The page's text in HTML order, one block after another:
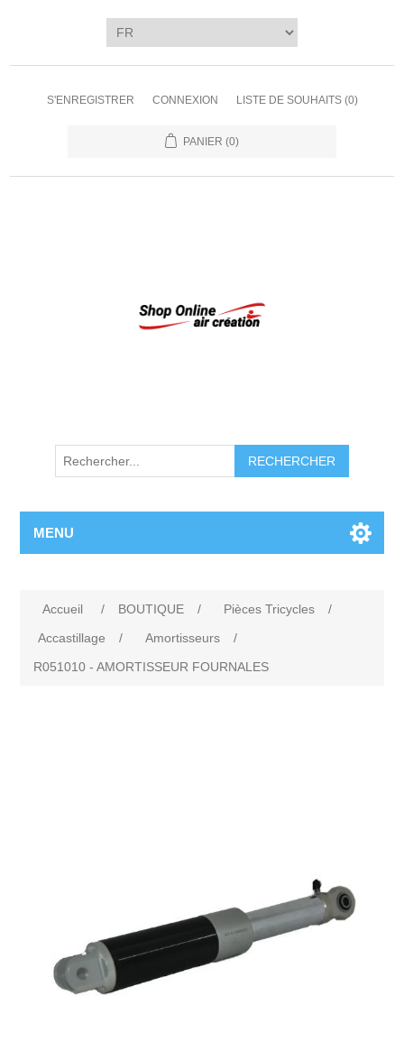
S'ENREGISTRER CONNEXION LISTE DE SOUHAITS (0)
PANIER (0)
RECHERCHER
MENU
Accueil / BOUTIQUE / Pièces Tricycles
/
Accastillage
/ Amortisseurs
/
R051010 - AMORTISSEUR FOURNALES